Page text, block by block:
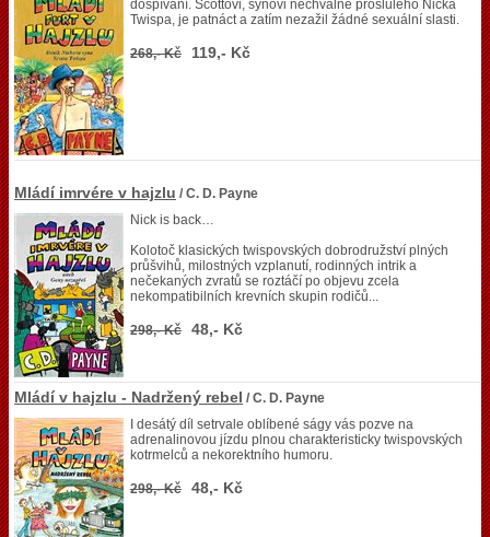
dospívání. Scottovi, synovi nechvalně proslulého Nicka
Twispa, je patnáct a zatím nezažil žádné sexuální slasti.
268,- Kč 119,- Kč
Mládí imrvére v hajzlu / C. D. Payne
Nick is back…
Kolotoč klasických twispovských dobrodružství plných
průšvihů, milostných vzplanutí, rodinných intrik a
nečekaných zvratů se roztáčí po objevu zcela
nekompatibilních krevních skupin rodičů...
298,- Kč 48,- Kč
Mládí v hajzlu - Nadržený rebel / C. D. Payne
I desátý díl setrvale oblíbené ságy vás pozve na
adrenalinovou jízdu plnou charakteristicky twispovských
kotrmelců a nekorektního humoru.
298,- Kč 48,- Kč